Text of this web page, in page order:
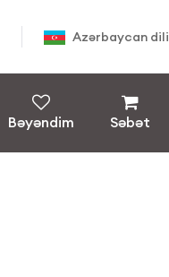
Azərbaycan dili
Bəyəndim Səbət